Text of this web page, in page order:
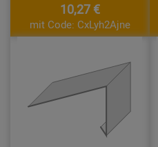
10,27 €
mit Code: CxLyh2Ajne